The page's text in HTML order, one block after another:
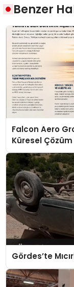
Benzer
Falcon Aero
Küresel
Gördes’te